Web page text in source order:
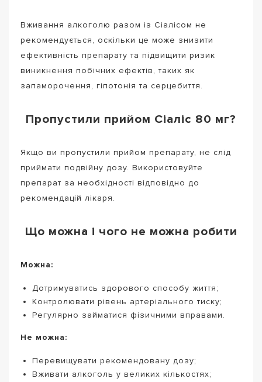
Вживання алкоголю разом із Сіалісом не
рекомендується, оскільки це може знизити
ефективність препарату та підвищити ризик
виникнення побічних ефектів, таких як
запаморочення, гіпотонія та серцебиття.
Пропустили прийом Сіаліс 80 мг?
Якщо ви пропустили прийом препарату, не слід
приймати подвійну дозу. Використовуйте
препарат за необхідності відповідно до
рекомендацій лікаря.
Що можна і чого не можна робити
Можна:
Дотримуватись здорового способу життя;
Контролювати рівень артеріального тиску;
Регулярно займатися фізичними вправами.
Не можна:
Перевищувати рекомендовану дозу;
Вживати алкоголь у великих кількостях;